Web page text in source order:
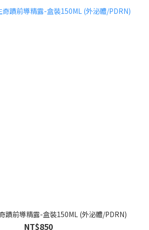
蹟前導精露-盒裝150ML (外泌體/PDRN)
NT$850